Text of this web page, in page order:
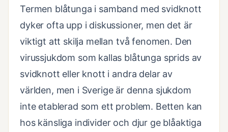
Termen blåtunga i samband med svidknott
dyker ofta upp i diskussioner, men det är
viktigt att skilja mellan två fenomen. Den
virussjukdom som kallas blåtunga sprids av
svidknott eller knott i andra delar av
världen, men i Sverige är denna sjukdom
inte etablerad som ett problem. Betten kan
hos känsliga individer och djur ge blåaktiga